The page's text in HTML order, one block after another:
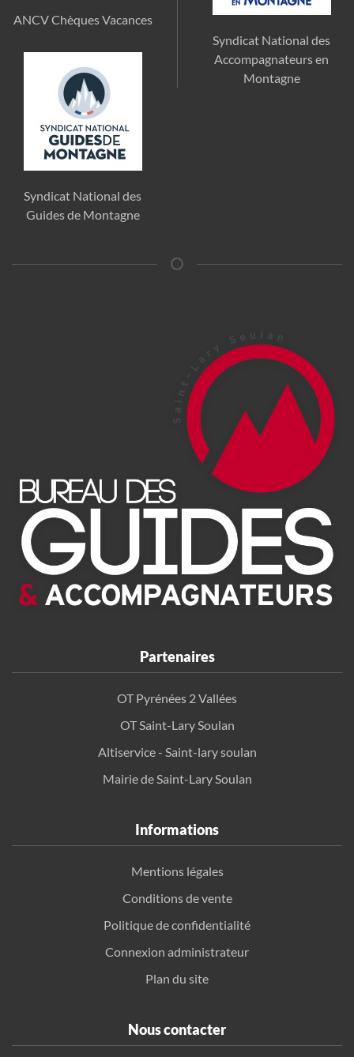
ANCV Chèques Vacances
Syndicat National des
Accompagnateurs en
Montagne
Syndicat National des
Guides de Montagne
Partenaires
OT Pyrénées 2 Vallées
OT Saint-Lary Soulan
Altiservice - Saint-lary soulan
Mairie de Saint-Lary Soulan
Informations
Mentions légales
Conditions de vente
Politique de confidentialité
Connexion administrateur
Plan du site
Nous contacter